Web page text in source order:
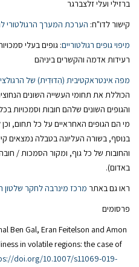
ברזילי ועלי זלצברגר
קישור לדו"ח: הערכת המערך הרגולטורי
מיפוי גופים רגולטוריים: גופים בעלי
רעידות אדמה והקשרים ביניהם
מפה אינטראקטיבית (הִדוּדִית) של
הכוללת את תחומי העשייה השונים
והגופים השונים שלהם חובות וסמכויות
מי הם הגופים האחראיים על כל תחום, וכן
בנוסף, בשורה העליונה בטבלה נמצאים
והחובות של כל גוף, ומקור הסמכות /
באדום).
ראו גם באתר מרכז מינרבה לחקר שלטון
פרסומים
Ben Gal, Eran Feitelson and Amon
in volatile regions: the case of
doi.org/10.1007/s11069-019-